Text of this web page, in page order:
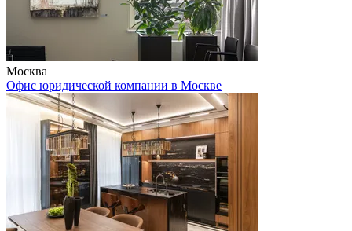
Москва
Офис юридической компании в Москве